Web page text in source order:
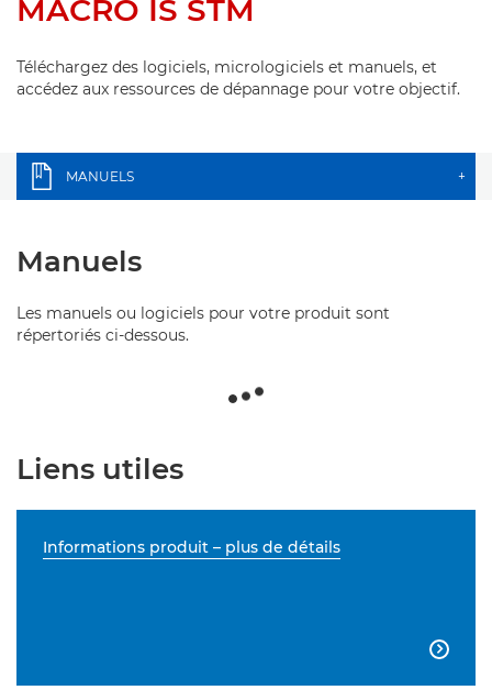
MACRO IS STM
Téléchargez des logiciels, micrologiciels et manuels, et
accédez aux ressources de dépannage pour votre objectif.
MANUELS +
Manuels
Les manuels ou logiciels pour votre produit sont
répertoriés ci-dessous.
Liens utiles
Informations produit – plus de détails
